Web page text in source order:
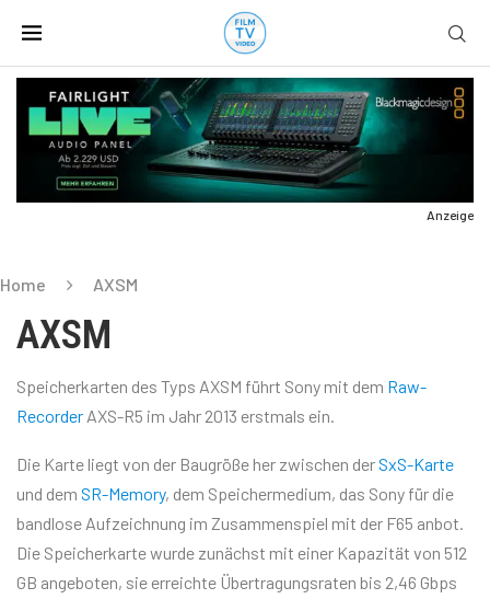
Anzeige
Home AXSM
AXSM
Speicherkarten des Typs AXSM führt Sony mit dem Raw-
Recorder AXS-R5 im Jahr 2013 erstmals ein.
Die Karte liegt von der Baugröße her zwischen derSxS-Karte
und dem SR-Memory, dem Speichermedium, das Sony für die
bandlose Aufzeichnung im Zusammenspiel mit der F65 anbot.
Die Speicherkarte wurde zunächst mit einer Kapazität von 512
GB angeboten, sie erreichte Übertragungsraten bis 2,46 Gbps